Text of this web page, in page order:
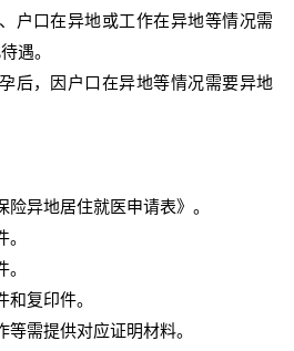
户口在异地或工作在异地等情况需
遇。
后，因户口在异地等情况需要异地
险异地居住就医申请表》。
复印件。
等需提供对应证明材料。